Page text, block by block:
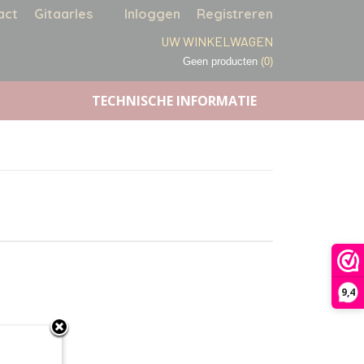
9,4
Gitaarles Inloggen Registreren
UW WINKELWAGEN
Geen producten (0)
TECHNISCHE INFORMATIE